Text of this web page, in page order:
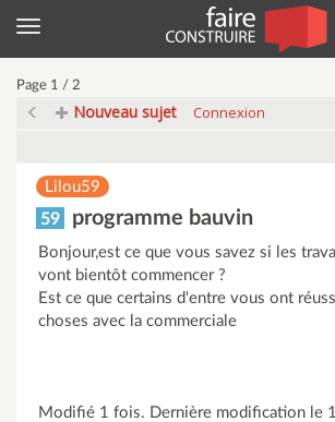
Menu
Page 1 / 2
Nouveau sujet Connexion
Lilou59
59 programme bauvin
Bonjour,est ce que vous savez si les
vont bientôt commencer ?
Est ce que certains d'entre vous ont
choses avec la commerciale
Modifié 1 fois. Dernière modification le